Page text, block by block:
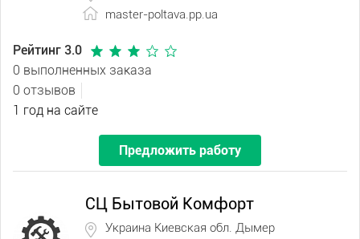
master-poltava.pp.ua
Рейтинг 3.0
0 выполненных заказа
0 отзывов
1 год на сайте
Предложить работу
СЦ Бытовой Комфорт
Украина Киевская обл. Дымер